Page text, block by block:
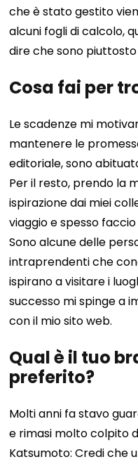
che è stato gestito
alcuni fogli di calcolo,
dire che sono
Cosa fai per
Le scadenze mi
mantenere le
editoriale, sono
Per il resto, prendo la
ispirazione dai miei
viaggio e spesso
Sono alcune delle
intraprendenti che
ispirano a visitare i
successo mi spinge a
con il mio sito web.
Qual è il tuo
preferito?
Molti anni fa stavo
e rimasi molto colpito
Katsumoto: Credi che